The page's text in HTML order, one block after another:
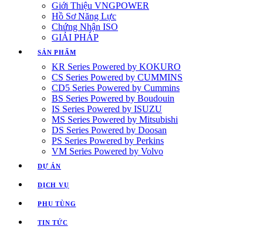
Giới Thiệu VNGPOWER
Hồ Sơ Năng Lực
Chứng Nhận ISO
GIẢI PHÁP
SẢN PHẨM
KR Series Powered by KOKURO
CS Series Powered by CUMMINS
CD5 Series Powered by Cummins
BS Series Powered by Boudouin
IS Series Powered by ISUZU
MS Series Powered by Mitsubishi
DS Series Powered by Doosan
PS Series Powered by Perkins
VM Series Powered by Volvo
DỰ ÁN
DỊCH VỤ
PHỤ TÙNG
TIN TỨC